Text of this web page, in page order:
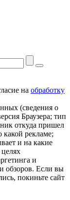
на обработку
(сведения о
Браузера; тип
откуда пришел
какой рекламе;
и на какие
и
обзоров. Если вы
покиньте сайт